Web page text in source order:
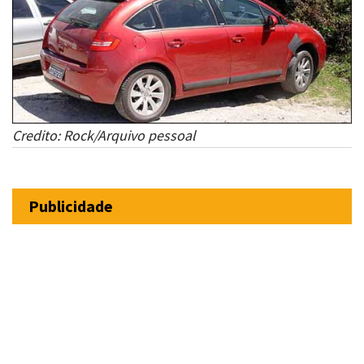
Credito: Rock/Arquivo pessoal
Publicidade